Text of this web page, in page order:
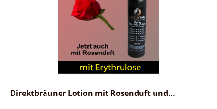
Direktbräuner Lotion mit Rosenduft und...